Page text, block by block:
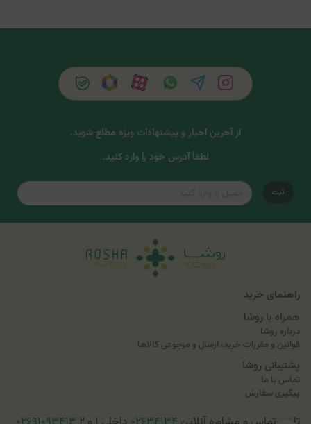
از آخرین اخبار و پیشنهادات ویژه مطلع شوید.
لطفاً آدرس خود را وارد کنید.
ثبت
راهنمای خرید
همراه با روشا
درباره روشا
قوانین و مقررات خرید، ارسال و مرجوعی کالاها
پشتیبانی روشا
تماس با ما
پیگیری سفارش